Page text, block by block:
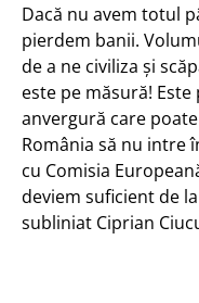
Dacă nu avem totul
pierdem banii.
de a ne civiliza și
este pe măsură!
anvergură care
România să nu intre
cu Comisia
deviem suficient de
subliniat Ciprian